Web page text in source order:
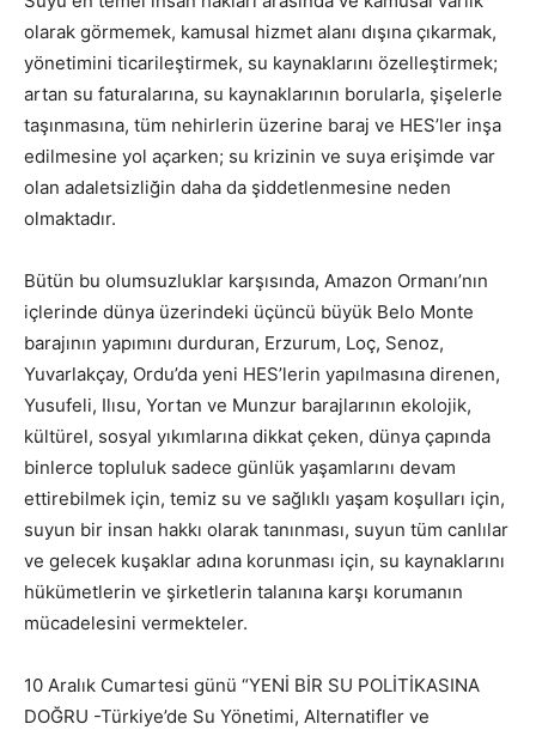
olarak görmemek, kamusal hizmet alanı dışına çıkarmak,
yönetimini ticarileştirmek, su kaynaklarını özelleştirmek;
artan su faturalarına, su kaynaklarının borularla, şişelerle
taşınmasına, tüm nehirlerin üzerine baraj ve HES’ler inşa
edilmesine yol açarken; su krizinin ve suya erişimde var
olan adaletsizliğin daha da şiddetlenmesine neden
olmaktadır.
Bütün bu olumsuzluklar karşısında, Amazon Ormanı’nın
içlerinde dünya üzerindeki üçüncü büyük Belo Monte
barajının yapımını durduran, Erzurum, Loç, Senoz,
Yuvarlakçay, Ordu’da yeni HES’lerin yapılmasına direnen,
Yusufeli, Ilısu, Yortan ve Munzur barajlarının ekolojik,
kültürel, sosyal yıkımlarına dikkat çeken, dünya çapında
binlerce topluluk sadece günlük yaşamlarını devam
ettirebilmek için, temiz su ve sağlıklı yaşam koşulları için,
suyun bir insan hakkı olarak tanınması, suyun tüm canlılar
ve gelecek kuşaklar adına korunması için, su kaynaklarını
hükümetlerin ve şirketlerin talanına karşı korumanın
mücadelesini vermekteler.
10 Aralık Cumartesi günü “YENİ BİR SU POLİTİKASINA
DOĞRU -Türkiye’de Su Yönetimi, Alternatifler ve